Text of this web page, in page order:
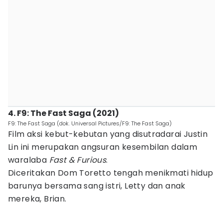
4. F9: The Fast Saga (2021)
F9: The Fast Saga (dok. Universal Pictures/F9: The Fast Saga)
Film aksi kebut-kebutan yang disutradarai Justin
Lin ini merupakan angsuran kesembilan dalam
waralaba Fast & Furious.
Diceritakan Dom Toretto tengah menikmati hidup
barunya bersama sang istri, Letty dan anak
mereka, Brian.